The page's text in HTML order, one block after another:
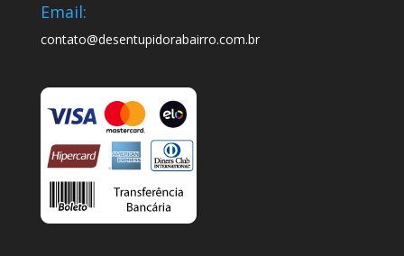
Email:
contato@desentupidorabairro.com.br